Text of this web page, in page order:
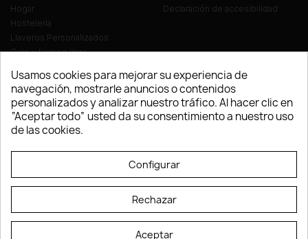
Hogar
Hostelería
Llaveros Personalizados
Ocio y tiempo libre
Ropa y Textil
Tecnología
Verano y playa
Vestuario laboral
Declaración de accesibilidad
© LEVELPRINT - 2026
Usamos cookies para mejorar su experiencia de
navegación, mostrarle anuncios o contenidos
personalizados y analizar nuestro tráfico. Al hacer clic en
“Aceptar todo” usted da su consentimiento a nuestro uso
de las cookies.
Configurar
Rechazar
Aceptar